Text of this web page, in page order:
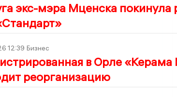
экс-мэра Мценска покинула
12:39 Бизнес
в Орле
реорганизацию